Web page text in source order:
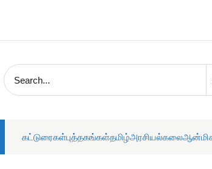
கட்டுரைகள்புத்தகங்கள்தமிழ்அரசியல்கலை